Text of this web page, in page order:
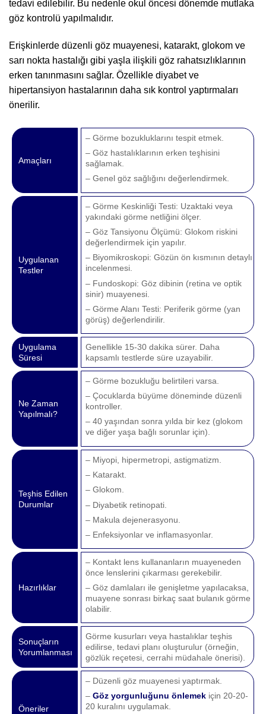
tedavi edilebilir. Bu nedenle okul öncesi dönemde mutlaka
göz kontrolü yapılmalıdır.
Erişkinlerde düzenli göz muayenesi, katarakt, glokom ve
sarı nokta hastalığı gibi yaşla ilişkili göz rahatsızlıklarının
erken tanınmasını sağlar. Özellikle diyabet ve
hipertansiyon hastalarının daha sık kontrol yaptırmaları
önerilir.
Amaçları
– Görme bozukluklarını tespit etmek.
– Göz hastalıklarının erken teşhisini
sağlamak.
– Genel göz sağlığını değerlendirmek.
Uygulanan
Testler
– Görme Keskinliği Testi: Uzaktaki veya
yakındaki görme netliğini ölçer.
– Göz Tansiyonu Ölçümü: Glokom riskini
değerlendirmek için yapılır.
– Biyomikroskopi: Gözün ön kısmının detaylı
incelenmesi.
– Fundoskopi: Göz dibinin (retina ve optik
sinir) muayenesi.
– Görme Alanı Testi: Periferik görme (yan
görüş) değerlendirilir.
Uygulama
Süresi
Genellikle 15-30 dakika sürer. Daha
kapsamlı testlerde süre uzayabilir.
Ne Zaman
Yapılmalı?
– Görme bozukluğu belirtileri varsa.
– Çocuklarda büyüme döneminde düzenli
kontroller.
– 40 yaşından sonra yılda bir kez (glokom
ve diğer yaşa bağlı sorunlar için).
Teşhis Edilen
Durumlar
– Miyopi, hipermetropi, astigmatizm.
– Katarakt.
– Glokom.
– Diyabetik retinopati.
– Makula dejenerasyonu.
– Enfeksiyonlar ve inflamasyonlar.
Hazırlıklar
– Kontakt lens kullananların muayeneden
önce lenslerini çıkarması gerekebilir.
– Göz damlaları ile genişletme yapılacaksa,
muayene sonrası birkaç saat bulanık görme
olabilir.
Sonuçların
Yorumlanması
Görme kusurları veya hastalıklar teşhis
edilirse, tedavi planı oluşturulur (örneğin,
gözlük reçetesi, cerrahi müdahale önerisi).
Öneriler
– Düzenli göz muayenesi yaptırmak.
–Göz yorgunluğunu önlemek için 20-20-
20 kuralını uygulamak.